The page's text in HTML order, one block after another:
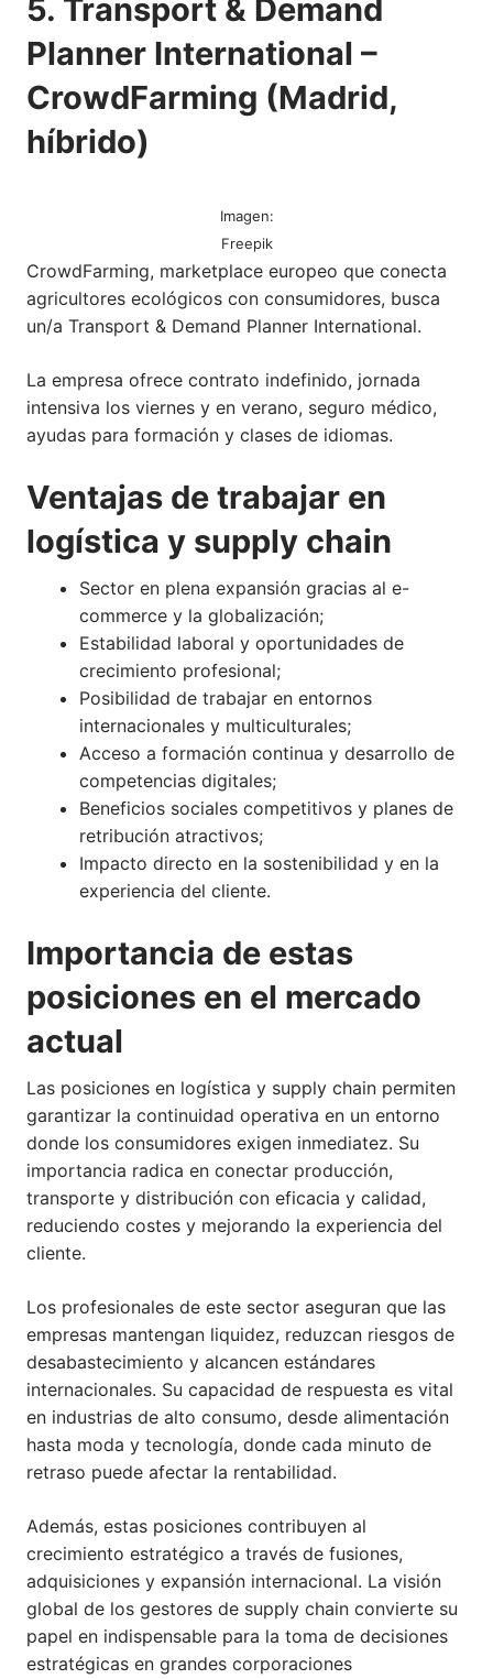
5. Transport & Demand
Planner International –
CrowdFarming (Madrid,
híbrido)
Imagen:
Freepik
CrowdFarming, marketplace europeo que conecta
agricultores ecológicos con consumidores, busca
un/a Transport & Demand Planner International.
La empresa ofrece contrato indefinido, jornada
intensiva los viernes y en verano, seguro médico,
ayudas para formación y clases de idiomas.
Ventajas de trabajar en
logística y supply chain
Sector en plena expansión gracias al e-
commerce y la globalización;
Estabilidad laboral y oportunidades de
crecimiento profesional;
Posibilidad de trabajar en entornos
internacionales y multiculturales;
Acceso a formación continua y desarrollo de
competencias digitales;
Beneficios sociales competitivos y planes de
retribución atractivos;
Impacto directo en la sostenibilidad y en la
experiencia del cliente.
Importancia de estas
posiciones en el mercado
actual
Las posiciones en logística y supply chain permiten
garantizar la continuidad operativa en un entorno
donde los consumidores exigen inmediatez. Su
importancia radica en conectar producción,
transporte y distribución con eficacia y calidad,
reduciendo costes y mejorando la experiencia del
cliente.
Los profesionales de este sector aseguran que las
empresas mantengan liquidez, reduzcan riesgos de
desabastecimiento y alcancen estándares
internacionales. Su capacidad de respuesta es vital
en industrias de alto consumo, desde alimentación
hasta moda y tecnología, donde cada minuto de
retraso puede afectar la rentabilidad.
Además, estas posiciones contribuyen al
crecimiento estratégico a través de fusiones,
adquisiciones y expansión internacional. La visión
global de los gestores de supply chain convierte su
papel en indispensable para la toma de decisiones
estratégicas en grandes corporaciones